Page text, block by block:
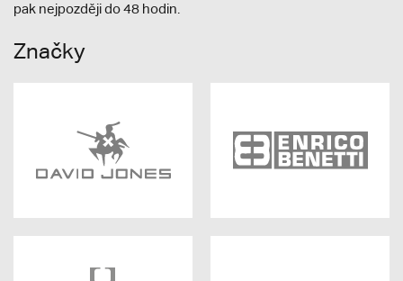
pak nejpozději do 48 hodin.
Značky